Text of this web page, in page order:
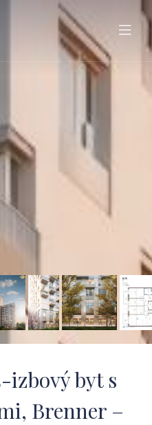
izbový byt s
Brenner –